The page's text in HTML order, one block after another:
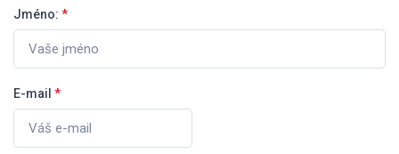
Jméno: *
E-mail *